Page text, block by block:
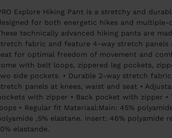
Explore Hiking Pant is a stretchy and
for both energetic hikes and multiple-
technically advanced hiking pants are
fabric and feature 4-way stretch panels
for optimal freedom of movement and
with belt loops, zippered leg pockets,
side pockets. • Durable 2-way stretch
panels at knees, waist and seat •
with zipper • Back pocket with zipper •
• Regular fit Materiaal:Main: 45%
,5% elastane. Insert: 46% polyamide
elastande.